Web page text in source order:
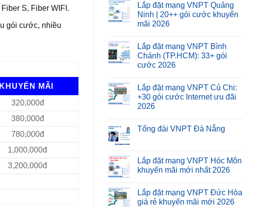
S, Fiber WIFI.
gói cước, nhiều
MÃI
320,000đ
380,000đ
780,000đ
1,000,000đ
3,200,000đ
Lắp đặt mạng VNPT Quảng
Ninh | 20++ gói cước khuyến
mãi 2026
Lắp đặt mạng VNPT Bình
Chánh (TP.HCM): 33+ gói
cước 2026
Lắp đặt mạng VNPT Củ Chi:
+30 gói cước Internet ưu đãi
2026
Tổng đài VNPT Đà Nẵng
Lắp đặt mạng VNPT Hóc Môn
khuyến mãi mới nhất 2026
Lắp đặt mạng VNPT Đức Hòa
giá rẻ khuyến mãi mới 2026